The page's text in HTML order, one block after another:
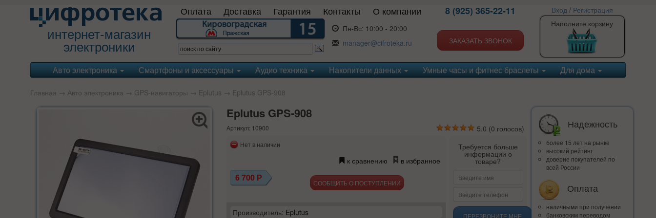
интернет-магазин
электроники
Оплата Доставка Гарантия Контакты О компании
Пн-Вс: 10:00 - 20:00
manager@cifroteka.ru
8 (925) 365-22-11
ЗАКАЗАТЬ ЗВОНОК
Вход/ Регистрация
Наполните корзину
Авто электроника Смартфоны и аксессуары Аудио техника Накопители данных Умные часы и фитнес браслеты Для дома
Главная → Авто электроника → GPS-навигаторы → Eplutus → Eplutus GPS-908
Eplutus GPS-908
Артикул: 10900 5.0 (0 голосов)
Нет в наличии
к сравнению в избранное
6 700 Р СООБЩИТЬ О ПОСТУПЛЕНИИ
Производитель: Eplutus
Требуется больше
информации о
товаре?
ПЕРЕЗВОНИТЕ МНЕ
Надежность
более 15 лет на рынке
высокий рейтинг
доверие покупателей по
всей России
Оплата
наличными при получении
банковским переводом